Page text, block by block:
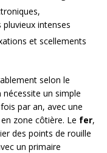
intenses
et scellements
selon le
nécessite un simple
par an, avec une
zone côtière. Le fer,
des points de rouille
un primaire